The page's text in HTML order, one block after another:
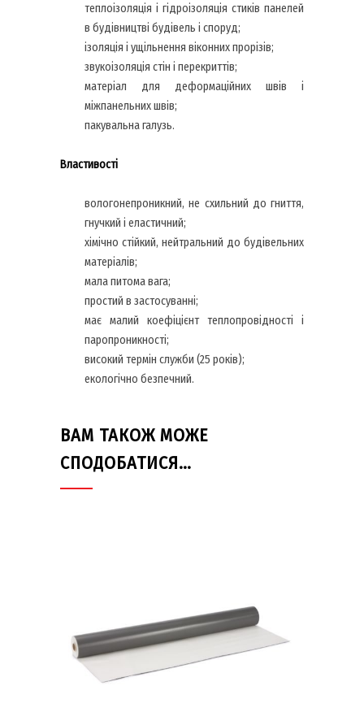
теплоізоляція і гідроізоляція стиків панелей
в будівництві будівель і споруд;
ізоляція і ущільнення віконних прорізів;
звукоізоляція стін і перекриттів;
матеріал для деформаційних швів і
міжпанельних швів;
пакувальна галузь.
Властивості
вологонепроникний, не схильний до гниття,
гнучкий і еластичний;
хімічно стійкий, нейтральний до будівельних
матеріалів;
мала питома вага;
простий в застосуванні;
має малий коефіцієнт теплопровідності і
паропроникності;
високий термін служби (25 років);
екологічно безпечний.
ВАМ ТАКОЖ МОЖЕ
СПОДОБАТИСЯ…